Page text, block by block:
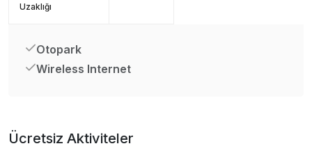
Uzaklığı
Otopark
Wireless Internet
Ücretsiz Aktiviteler